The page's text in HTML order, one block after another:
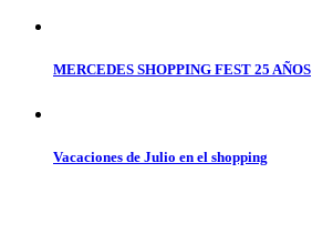
MERCEDES SHOPPING FEST 25 AÑOS
Vacaciones de Julio en el shopping